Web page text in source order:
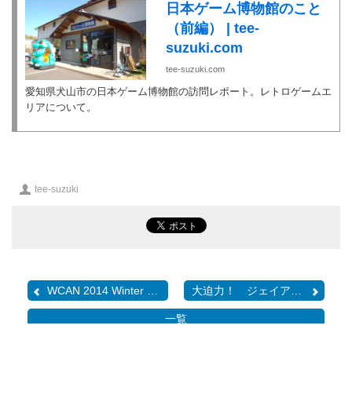
日本ゲーム博物館のこと
（前編） | tee-
suzuki.com
tee-suzuki.com
愛知県犬山市の日本ゲーム博物館の訪問レポート。レトロゲームエ
リアについて。
tee-suzuki
WCAN 2014 Winter であら...
一覧